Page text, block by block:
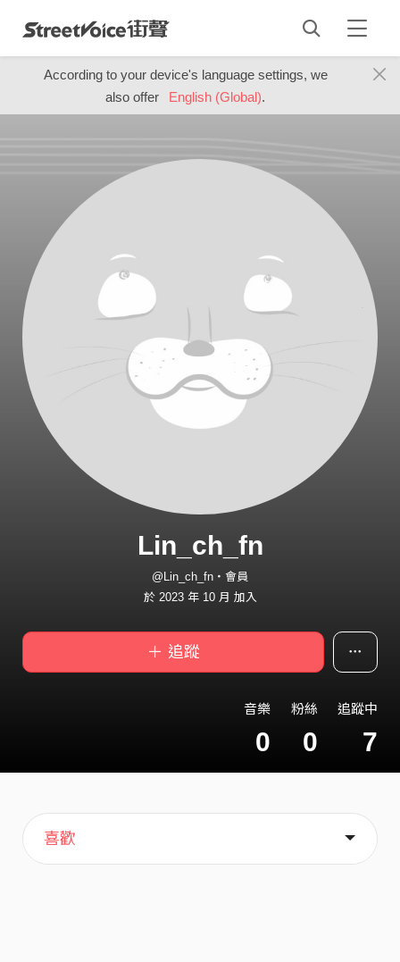
According to your device's language settings, we
also offer
English (Global).
Lin_ch_fn
@Lin_ch_fn・會員
於 2023 年 10 月 加入
＋ 追蹤
音樂
0
粉絲
0
追蹤中
7
主頁
喜歡
關於